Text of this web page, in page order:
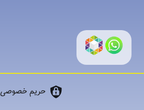
حریم خصوصی